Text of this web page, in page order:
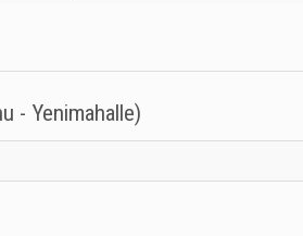
- Yenimahalle)
Unknown